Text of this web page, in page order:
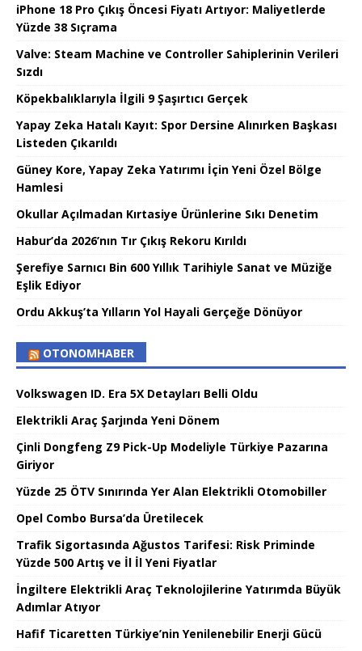
iPhone 18 Pro Çıkış Öncesi Fiyatı Artıyor: Maliyetlerde
Yüzde 38 Sıçrama
Valve: Steam Machine ve Controller Sahiplerinin Verileri
Sızdı
Köpekbalıklarıyla İlgili 9 Şaşırtıcı Gerçek
Yapay Zeka Hatalı Kayıt: Spor Dersine Alınırken Başkası
Listeden Çıkarıldı
Güney Kore, Yapay Zeka Yatırımı İçin Yeni Özel Bölge
Hamlesi
Okullar Açılmadan Kırtasiye Ürünlerine Sıkı Denetim
Habur’da 2026’nın Tır Çıkış Rekoru Kırıldı
Şerefiye Sarnıcı Bin 600 Yıllık Tarihiyle Sanat ve Müziğe
Eşlik Ediyor
Ordu Akkuş’ta Yılların Yol Hayali Gerçeğe Dönüyor
OTONOMHABER
Volkswagen ID. Era 5X Detayları Belli Oldu
Elektrikli Araç Şarjında Yeni Dönem
Çinli Dongfeng Z9 Pick-Up Modeliyle Türkiye Pazarına
Giriyor
Yüzde 25 ÖTV Sınırında Yer Alan Elektrikli Otomobiller
Opel Combo Bursa’da Üretilecek
Trafik Sigortasında Ağustos Tarifesi: Risk Priminde
Yüzde 500 Artış ve İl İl Yeni Fiyatlar
İngiltere Elektrikli Araç Teknolojilerine Yatırımda Büyük
Adımlar Atıyor
Hafif Ticaretten Türkiye’nin Yenilenebilir Enerji Gücü